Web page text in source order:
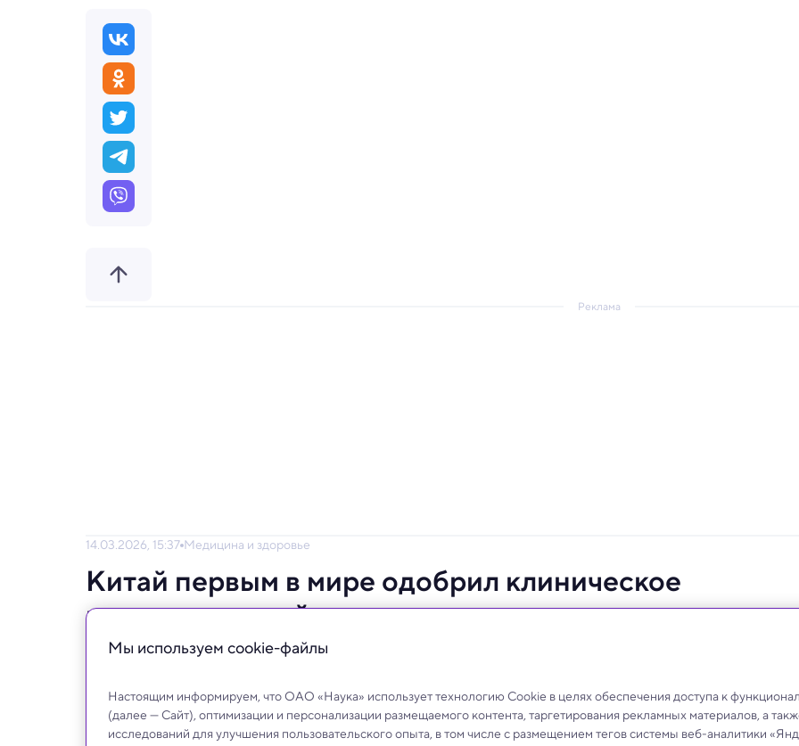
Реклама
14.03.2026, 15:37 Медицина и здоровье
Китай первым в мире одобрил клиническое
применение нейроимпланта при параличе
Новая система предназначена для взрослых в возрасте от 18 до 60 лет с травмой шейного
руками.
Мы используем сookie-файлы
Настоящим информируем, что ОАО «Наука» использует технологию Cookie в целях обеспечения доступа к
(далее — Сайт), оптимизации и персонализации размещаемого контента, таргетирования рекламных материалов, а
исследований для улучшения пользовательского опыта, в том числе с размещением тегов системы веб-аналитики